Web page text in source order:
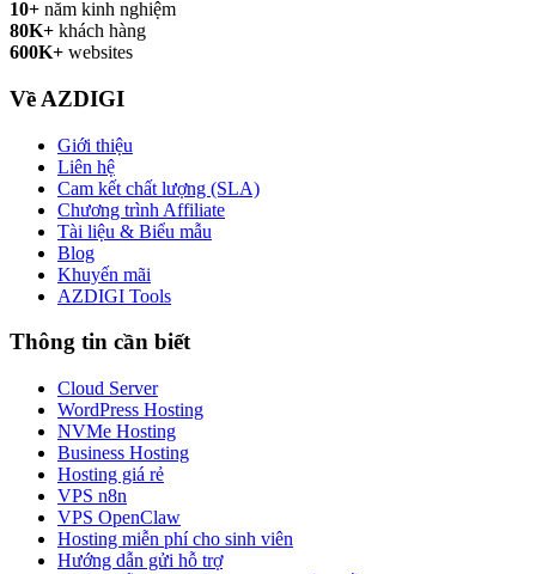
10+ năm kinh nghiệm
80K+ khách hàng
600K+ websites
Về AZDIGI
Giới thiệu
Liên hệ
Cam kết chất lượng (SLA)
Chương trình Affiliate
Tài liệu & Biểu mẫu
Blog
Khuyến mãi
AZDIGI Tools
Thông tin cần biết
Cloud Server
WordPress Hosting
NVMe Hosting
Business Hosting
Hosting giá rẻ
VPS n8n
VPS OpenClaw
Hosting miễn phí cho sinh viên
Hướng dẫn gửi hỗ trợ